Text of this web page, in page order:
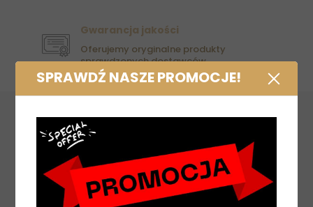
SPRAWDŹ NASZE PROMOCJE!
Gwarancja jakości
Oferujemy oryginalne produkty
sprawdzonych dostawców.
PEGAZ
INFORMACJE
MOJE KONTO